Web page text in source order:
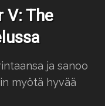
V: The
ja sanoo
myötä hyvää